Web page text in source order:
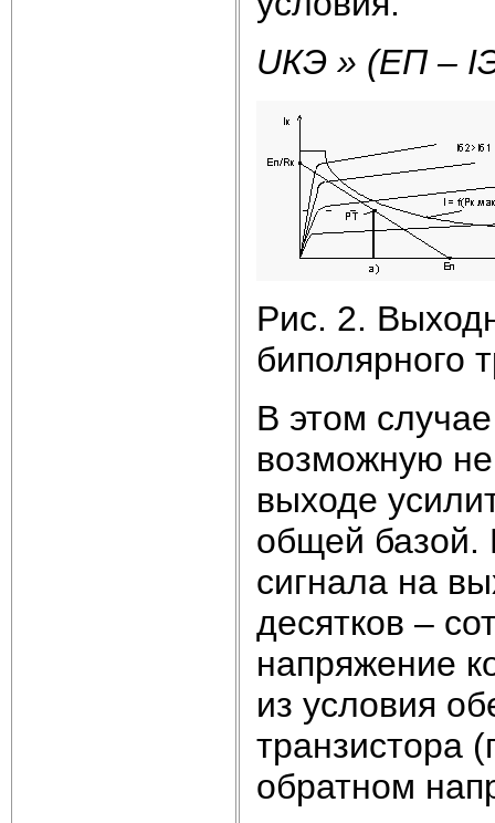
UКЭ » (EП– I
Рис. 2.
биполярного
В этом
возможную
выходе
общей базой.
сигнала на
десятков –
напряжение
из условия
транзистора
обратном